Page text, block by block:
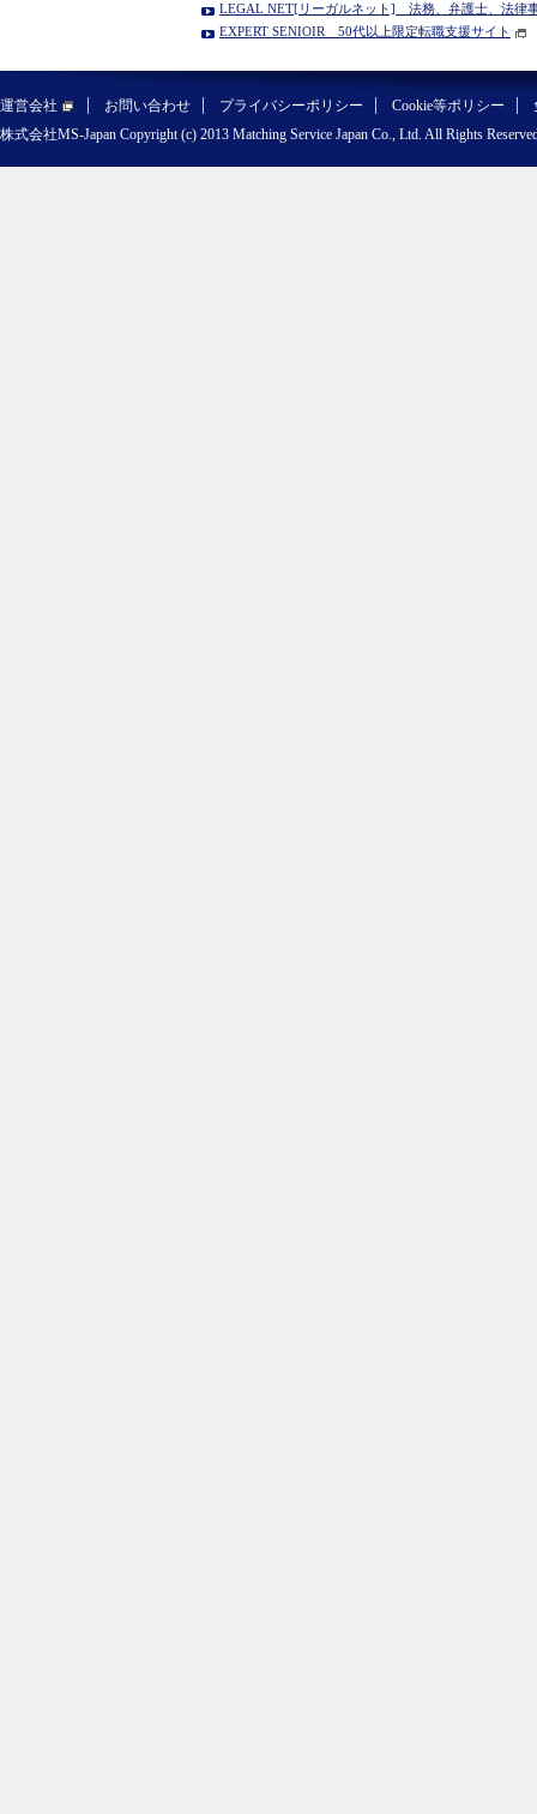
LEGAL NET[リーガルネット] 法務、弁護士、法律
EXPERT SENIOIR 50代以上限定転職支援サイト
運営会社 お問い合わせ プライバシーポリシー Cookie等ポリシー
株式会社MS-Japan Copyright (c) 2013 Matching Service Japan Co., Ltd. All Rights